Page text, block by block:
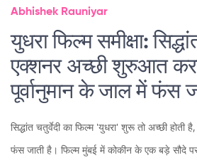
Abhishek Rauniyar
युधरा फिल्म समीक्षा:
एक्शनर अच्छी शुरुआत
पूर्वानुमान के जाल में फंस
सिद्धांत चतुर्वेदी का फिल्म 'युधरा' शुरू तो अच्छी होती
फंस जाती है। फिल्म मुंबई में कोकीन के एक बड़े सौदे